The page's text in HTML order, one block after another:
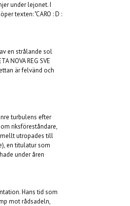
under lejonet. I
texten: "CARO : D :
en strålande sol
NOVA REG SVE
är felvänd och
turbulens efter
riksföreståndare,
utropades till
en titulatur som
under åren
Hans tid som
mot rådsadeln,